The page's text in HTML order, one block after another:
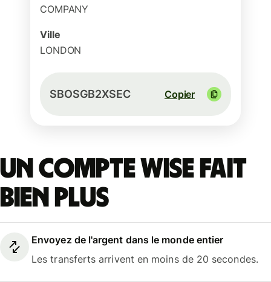
COMPANY
Ville
LONDON
SBOSGB2XSEC Copier
Un compte Wise fait
bien plus
Envoyez de l'argent dans le monde entier
Les transferts arrivent en moins de 20 secondes.